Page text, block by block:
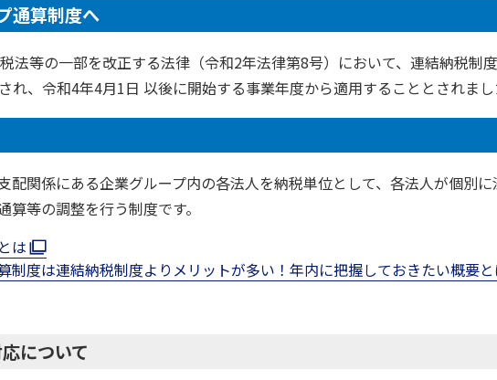
通算制度へ
法等の一部を改正する法律（令和2年法律第8号）において、連結納税制
れ、令和4年4月1日 以後に開始する事業年度から適用することとされまし
配関係にある企業グループ内の各法人を納税単位として、各法人が個別
等の調整を行う制度です。
は
制度は連結納税制度よりメリットが多い！年内に把握しておきたい概要
について